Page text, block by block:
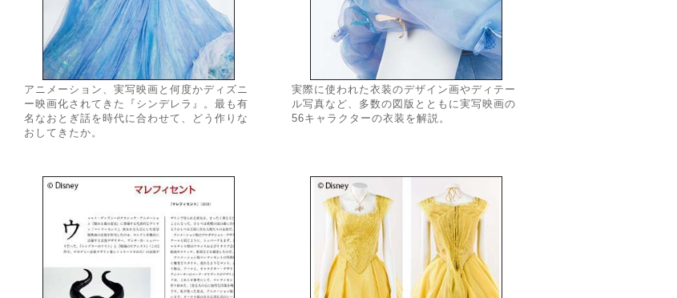
アニメーション、実写映画と何度かディズニ
ー映画化されてきた『シンデレラ』。最も有
名なおとぎ話を時代に合わせて、どう作りな
おしてきたか。
実際に使われた衣装のデザイン画やディテー
ル写真など、多数の図版とともに実写映画の
56キャラクターの衣装を解説。